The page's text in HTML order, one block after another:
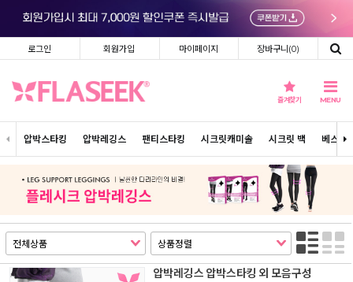
로그인 회원가입 마이페이지 장바구니(0)
즐겨찾기 MENU
압박스타킹 압박레깅스 팬티스타킹 시크릿캐미솔 시크릿 백 베스트
압박레깅스 압박스타킹 외 모음구성